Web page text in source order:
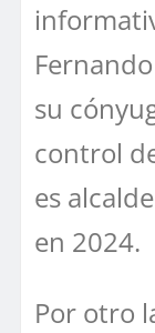
su
control
es
en 2024.
Por otro